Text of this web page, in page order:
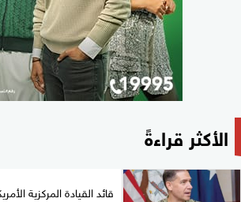
الأكثر قراءةً
قائد القيادة المركزية